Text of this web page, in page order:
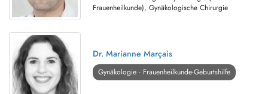
Frauenheilkunde), Gynäkologische Chirurgie
Dr. Marianne Marçais
Gynäkologie - Frauenheilkunde-Geburtshilfe